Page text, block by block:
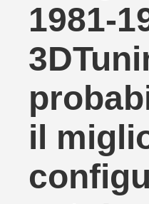
1981-
il